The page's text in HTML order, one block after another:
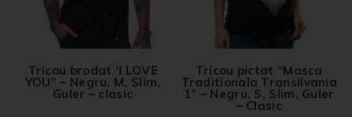
Tricou brodat ‘I LOVE
YOU” – Negru, M, Slim,
Guler – clasic
Tricou pictat “Masca
Traditionala Transilvania
1” – Negru, S, Slim, Guler
– Clasic